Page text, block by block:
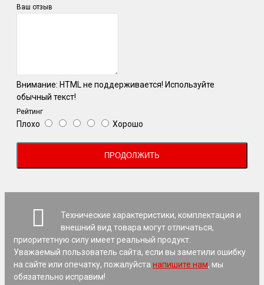
Ваш отзыв
Внимание: HTML не поддерживается! Используйте
обычный текст!
Рейтинг
Плохо Хорошо
ПРОДОЛЖИТЬ
Технические характеристики, комплектация и
внешний вид товара могут отличаться,
приоритетную силу имеет реальный продукт.
Уважаемый пользователь сайта, если вы заметили ошибку
на сайте или опечатку, пожалуйста напишите нам, мы
обязательно исправим!